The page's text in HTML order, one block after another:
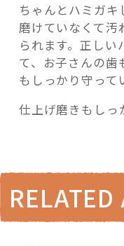
ちゃんとハミガキ
磨けていなくて汚
られます。正しい
て、お子さんの歯
もしっかり守っ
仕上げ磨きもしっ